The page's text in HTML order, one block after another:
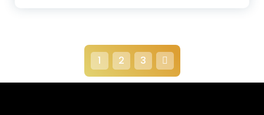
S
e
1 2 3